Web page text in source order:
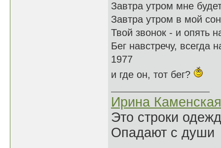
Завтра утром мне
Завтра утром в мой
Твой звонок - и опять
Бег навстречу, всегда
1977
и где он, тот бег?
Ирина Каменская
Это строки
Опадают с души